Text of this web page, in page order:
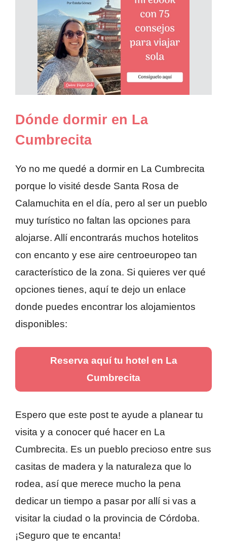
Dónde dormir en La
Cumbrecita
Yo no me quedé a dormir en La Cumbrecita
porque lo visité desde Santa Rosa de
Calamuchita en el día, pero al ser un pueblo
muy turístico no faltan las opciones para
alojarse. Allí encontrarás muchos hotelitos
con encanto y ese aire centroeuropeo tan
característico de la zona. Si quieres ver qué
opciones tienes, aquí te dejo un enlace
donde puedes encontrar los alojamientos
disponibles:
Reserva aquí tu hotel en La
Cumbrecita
Espero que este post te ayude a planear tu
visita y a conocer qué hacer en La
Cumbrecita. Es un pueblo precioso entre sus
casitas de madera y la naturaleza que lo
rodea, así que merece mucho la pena
dedicar un tiempo a pasar por allí si vas a
visitar la ciudad o la provincia de Córdoba.
¡Seguro que te encanta!